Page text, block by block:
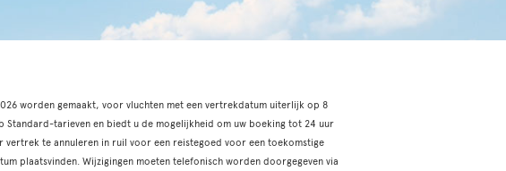
worden gemaakt, voor vluchten met een vertrekdatum uiterlijk op 8
Standard-tarieven en biedt u de mogelijkheid om uw boeking tot 24 uur
te annuleren in ruil voor een reistegoed voor een toekomstige
plaatsvinden. Wijzigingen moeten telefonisch worden doorgegeven via